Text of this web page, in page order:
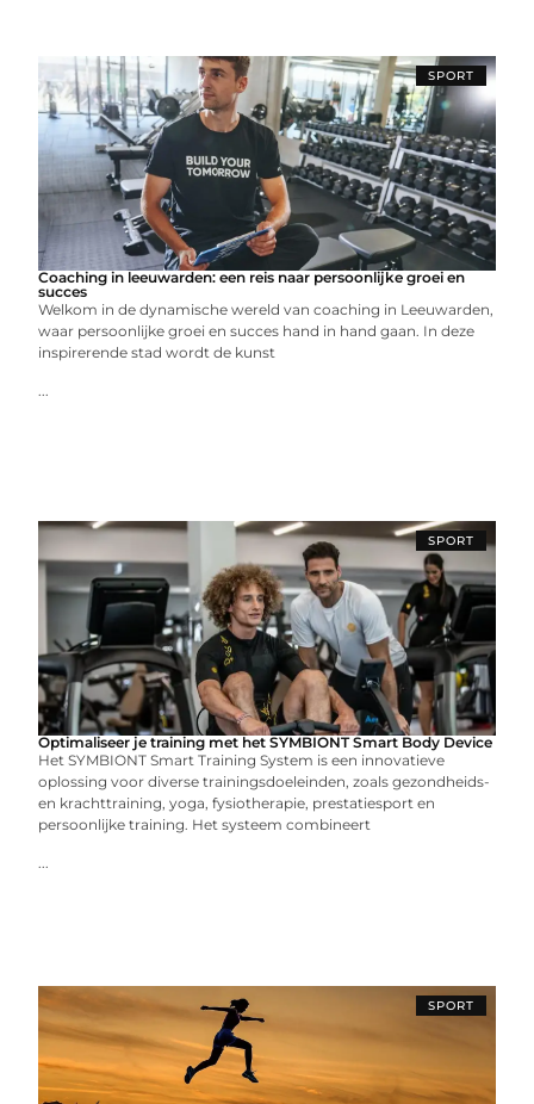
SPORT
Coaching in leeuwarden: een reis naar persoonlijke groei en
succes
Welkom in de dynamische wereld van coaching in Leeuwarden,
waar persoonlijke groei en succes hand in hand gaan. In deze
inspirerende stad wordt de kunst
...
SPORT
Optimaliseer je training met het SYMBIONT Smart Body Device
Het SYMBIONT Smart Training System is een innovatieve
oplossing voor diverse trainingsdoeleinden, zoals gezondheids-
en krachttraining, yoga, fysiotherapie, prestatiesport en
persoonlijke training. Het systeem combineert
...
SPORT